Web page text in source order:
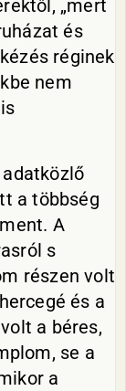
„mert
és
réginek
nem
a többség
A
s
részen volt
és a
a béres,
se a
a